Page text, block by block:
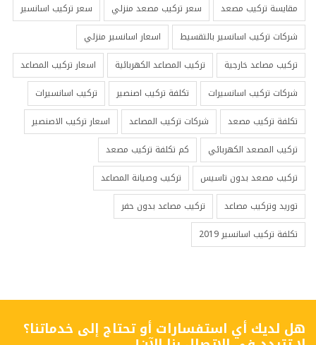
مقايسة تركيب مصعد
سعر تركيب مصعد منزلي
سعر تركيب اسانسير
شركات تركيب اسانسير بالتقسيط
اسعار اسانسير منزلي
تركيب مصاعد خارجية
تركيب المصاعد الكهربائية
اسعار تركيب المصاعد
شركات تركيب اسانسيرات
تكلفة تركيب اصنصير
تركيب اسانسيرات
تكلفة تركيب مصعد
شركات تركيب المصاعد
اسعار تركيب الاصنصير
تركيب المصعد الكهربائي
كم تكلفة تركيب مصعد
تركيب مصعد بدون تاسيس
تركيب وصيانة المصاعد
توريد وتركيب مصاعد
تركيب مصاعد بدون حفر
تكلفة تركيب اسانسير 2019
هل لديك أي استفسارات أو تحتاج إلى خدماتنا؟